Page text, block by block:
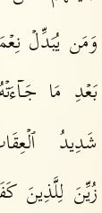
وَمَن یُبَدِّلۡ
بَعۡدِ مَا
شَدِیدُ
زُیِّنَ لِلَّذِینَ